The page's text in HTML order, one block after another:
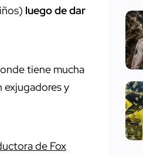
luego de dar
tiene mucha
exjugadores y
de Fox